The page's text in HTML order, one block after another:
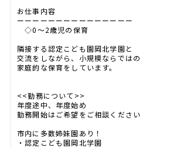
お仕事内容
ーーーーーーーーーーーーーーー
◇0～2歳児の保育
隣接する認定こども園岡北学園と
交流をしながら、小規模ならではの
家庭的な保育をしています。
<<勤務について>>
年度途中、年度始め
勤務開始はご希望をご相談ください
市内に多数姉妹園あり！
・認定こども園岡北学園